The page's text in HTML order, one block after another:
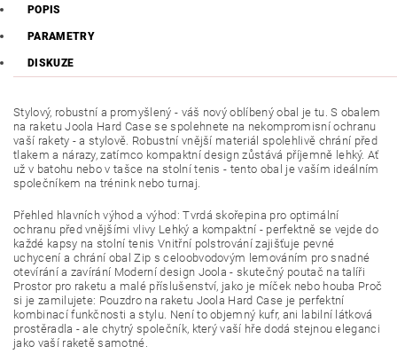
POPIS
PARAMETRY
DISKUZE
Stylový, robustní a promyšlený - váš nový oblíbený obal je tu. S obalem
na raketu Joola Hard Case se spolehnete na nekompromisní ochranu
vaší rakety - a stylově. Robustní vnější materiál spolehlivě chrání před
tlakem a nárazy, zatímco kompaktní design zůstává příjemně lehký. Ať
už v batohu nebo v tašce na stolní tenis - tento obal je vaším ideálním
společníkem na trénink nebo turnaj.
Přehled hlavních výhod a výhod: Tvrdá skořepina pro optimální
ochranu před vnějšími vlivy Lehký a kompaktní - perfektně se vejde do
každé kapsy na stolní tenis Vnitřní polstrování zajišťuje pevné
uchycení a chrání obal Zip s celoobvodovým lemováním pro snadné
otevírání a zavírání Moderní design Joola - skutečný poutač na talíři
Prostor pro raketu a malé příslušenství, jako je míček nebo houba Proč
si je zamilujete: Pouzdro na raketu Joola Hard Case je perfektní
kombinací funkčnosti a stylu. Není to objemný kufr, ani labilní látková
prostěradla - ale chytrý společník, který vaší hře dodá stejnou eleganci
jako vaší raketě samotné.